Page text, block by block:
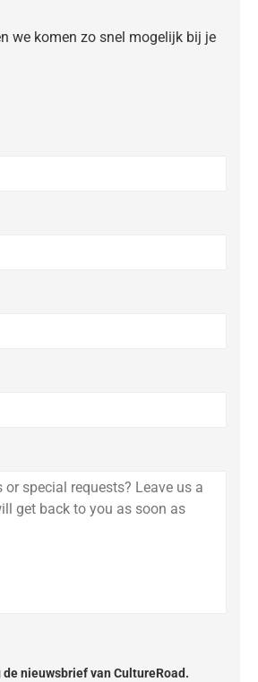
we komen zo snel mogelijk bij je
nieuwsbrief van CultureRoad.